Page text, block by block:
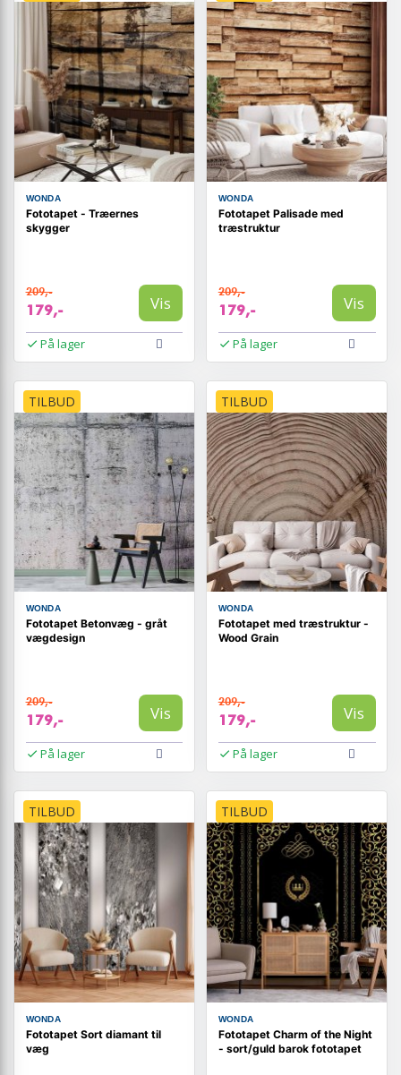
WONDA
Fototapet - Træernes
skygger
209,-
179,- Vis
På lager
WONDA
Fototapet Palisade med
træstruktur
209,-
179,- Vis
På lager
TILBUD
WONDA
Fototapet Betonvæg - gråt
vægdesign
209,-
179,- Vis
På lager
TILBUD
WONDA
Fototapet med træstruktur -
Wood Grain
209,-
179,- Vis
På lager
TILBUD
WONDA
Fototapet Sort diamant til
væg
TILBUD
WONDA
Fototapet Charm of the Night
- sort/guld barok fototapet